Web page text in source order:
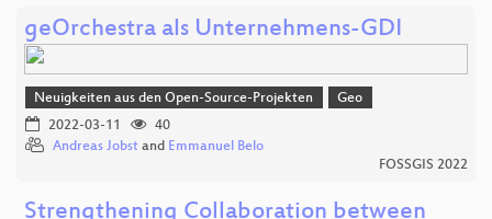
geOrchestra als Unternehmens-GDI
Neuigkeiten aus den Open-Source-Projekten
Geo
2022-03-11
40
Andreas Jobst and Emmanuel Belo
FOSSGIS 2022
Strengthening Collaboration between